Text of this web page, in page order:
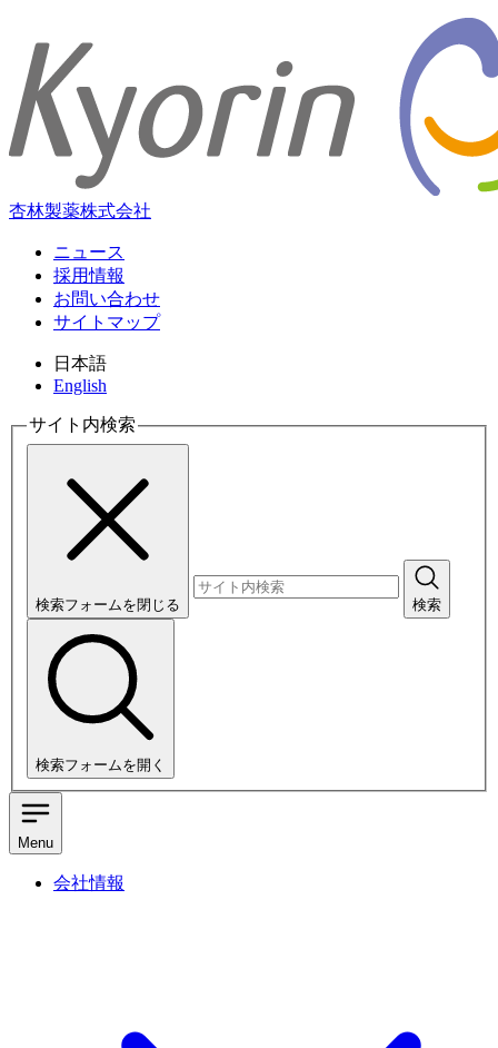
杏林製薬株式会社
ニュース
採用情報
お問い合わせ
サイトマップ
日本語
English
サイト内検索
検索フォームを閉じる 検索
検索フォームを開く
Menu
会社情報